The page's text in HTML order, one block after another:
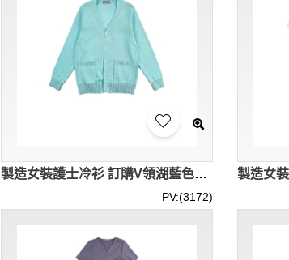
製造女裝護士冷衫 訂購V領湖藍色外搭保暖護士服 護士服中心 SKU055
PV:(3172)